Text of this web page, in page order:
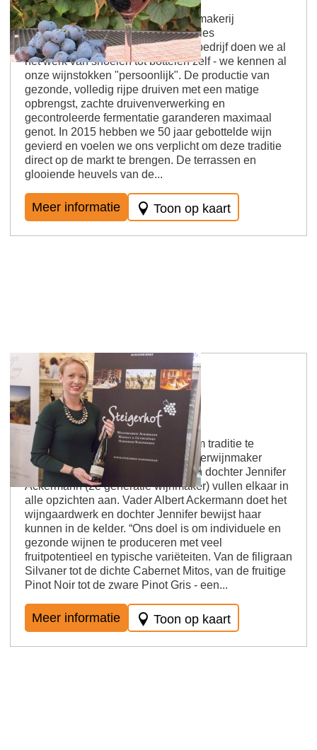
We zijn al de 5e generatie die wijnmakerij
Margaretenhof runnen. Bij ons is alles
"handgemaakt", als typisch familiebedrijf doen we al
het werk van snoeien tot bottelen zelf - we kennen al
onze wijnstokken "persoonlijk". De productie van
gezonde, volledig rijpe druiven met een matige
opbrengst, zachte druivenverwerking en
gecontroleerde fermentatie garanderen maximaal
genot. In 2015 hebben we 50 jaar gebottelde wijn
gevierd en voelen we ons verplicht om deze traditie
direct op de markt te brengen. De terrassen en
glooiende heuvels van de...
Meer informatie Toon op kaart
Wijnmakerij Steigerhof
De filosofie van het Steigerhof is om traditie te
combineren met moderniteit. Meesterwijnmaker
Albert Ackermann (1e generatie) en dochter Jennifer
Ackermann (2e generatie wijnmaker) vullen elkaar in
alle opzichten aan. Vader Albert Ackermann doet het
wijngaardwerk en dochter Jennifer bewijst haar
kunnen in de kelder. “Ons doel is om individuele en
gezonde wijnen te produceren met veel
fruitpotentieel en typische variëteiten. Van de filigraan
Silvaner tot de dichte Cabernet Mitos, van de fruitige
Pinot Noir tot de zware Pinot Gris - een...
Meer informatie Toon op kaart